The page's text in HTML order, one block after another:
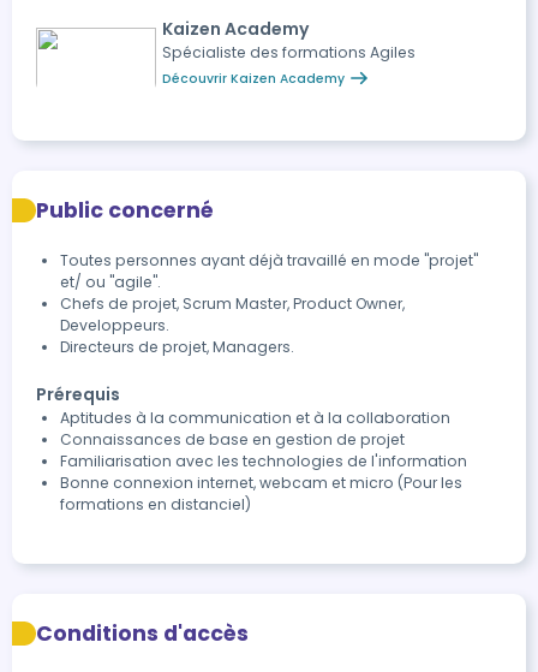
Kaizen Academy
Spécialiste des formations Agiles
Découvrir Kaizen Academy
Public concerné
Toutes personnes ayant déjà travaillé en mode "projet"
et/ ou "agile".
Chefs de projet, Scrum Master, Product Owner,
Developpeurs.
Directeurs de projet, Managers.
Prérequis
Aptitudes à la communication et à la collaboration
Connaissances de base en gestion de projet
Familiarisation avec les technologies de l'information
Bonne connexion internet, webcam et micro (Pour les
formations en distanciel)
Conditions d'accès